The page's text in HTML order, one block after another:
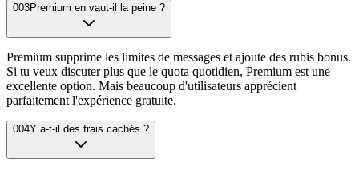
003Premium en vaut-il la peine ?
Premium supprime les limites de messages et ajoute des rubis bonus.
Si tu veux discuter plus que le quota quotidien, Premium est une
excellente option. Mais beaucoup d'utilisateurs apprécient
parfaitement l'expérience gratuite.
004Y a-t-il des frais cachés ?